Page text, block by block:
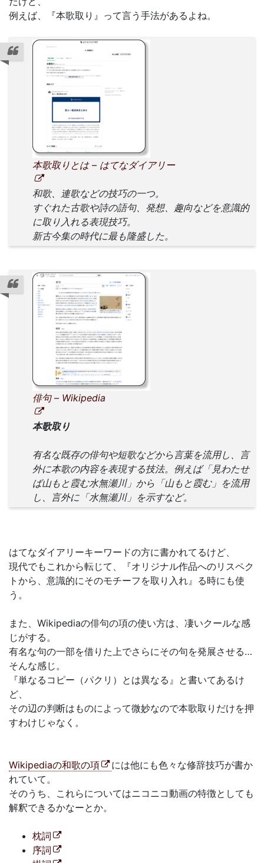
例えば、『本歌取り』って言う手法があるよね。
本歌取りとは – はてなダイアリー
和歌、連歌などの技巧の一つ。
すぐれた古歌や詩の語句、発想、趣向などを意識的
に取り入れる表現技巧。
新古今集の時代に最も隆盛した。
俳句 – Wikipedia
本歌取り
有名な既存の俳句や短歌などから言葉を流用し、言
外に本歌の内容を表現する技法。例えば「見わたせ
ば山もと霞む水無瀬川」から「山もと霞む」を流用
し、言外に「水無瀬川」を示すなど。
はてなダイアリーキーワードの方に書かれてるけど、
現代でもこれから転じて、『オリジナル作品へのリスペク
トから、意識的にそのモチーフを取り入れ』る時にも使
う。
また、Wikipediaの俳句の項の使い方は、凄いクールな感
じがする。
有名な句の一部を借りた上でさらにその句を発展させる…
そんな感じ。
『単なるコピー（パクリ）とは異なる』と書いてあるけ
ど、
その辺の判断はものによって微妙なので本歌取りだけを押
すわけじゃなく。
Wikipediaの和歌の項
には他にも色々な修辞技巧が書か
れていて。
そのうち、これらについてはニコニコ動画の特徴としても
解釈できるかなーとか。
枕詞
序詞